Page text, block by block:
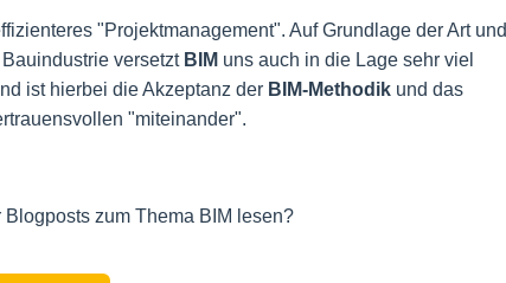
"Projektmanagement". Auf Grundlage der Art und
versetzt BIM uns auch in die Lage sehr viel
ist hierbei die Akzeptanz der BIM-Methodik und das
"miteinander".
zum Thema BIM lesen?